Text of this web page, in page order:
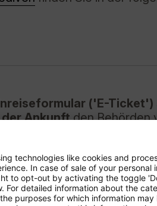
('E-Ticket')
der Ankunftden Behörden